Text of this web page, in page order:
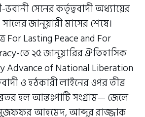
সেনের কর্তৃত্ববাদী অধ্যায়ের
জানুয়ারী মাসের শেষে।
For Lasting Peace and For
তে ২৫ জানুয়ারির ঐতিহাসিক
Advance of National Liberation
ও হঠকারী লাইনের ওপর তীব্র
হল আন্তঃপার্টি সংগ্রাম— জেলে
মুজফফর আহমেদ, আব্দুর রাজ্জাক